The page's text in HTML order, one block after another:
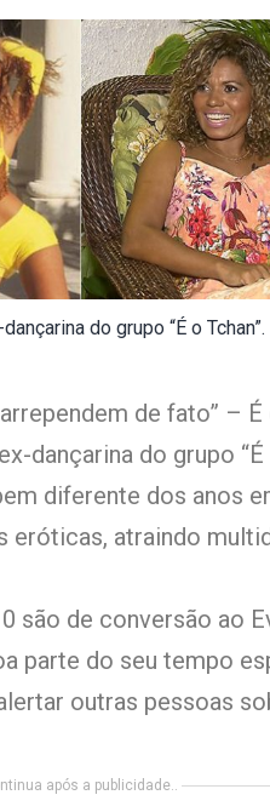
do grupo “É o Tchan”.
de fato” –
dançarina do grupo
diferente dos anos
eróticas, atraindo
são de conversão ao
parte do seu tempo
outras pessoas
após a publicidade..